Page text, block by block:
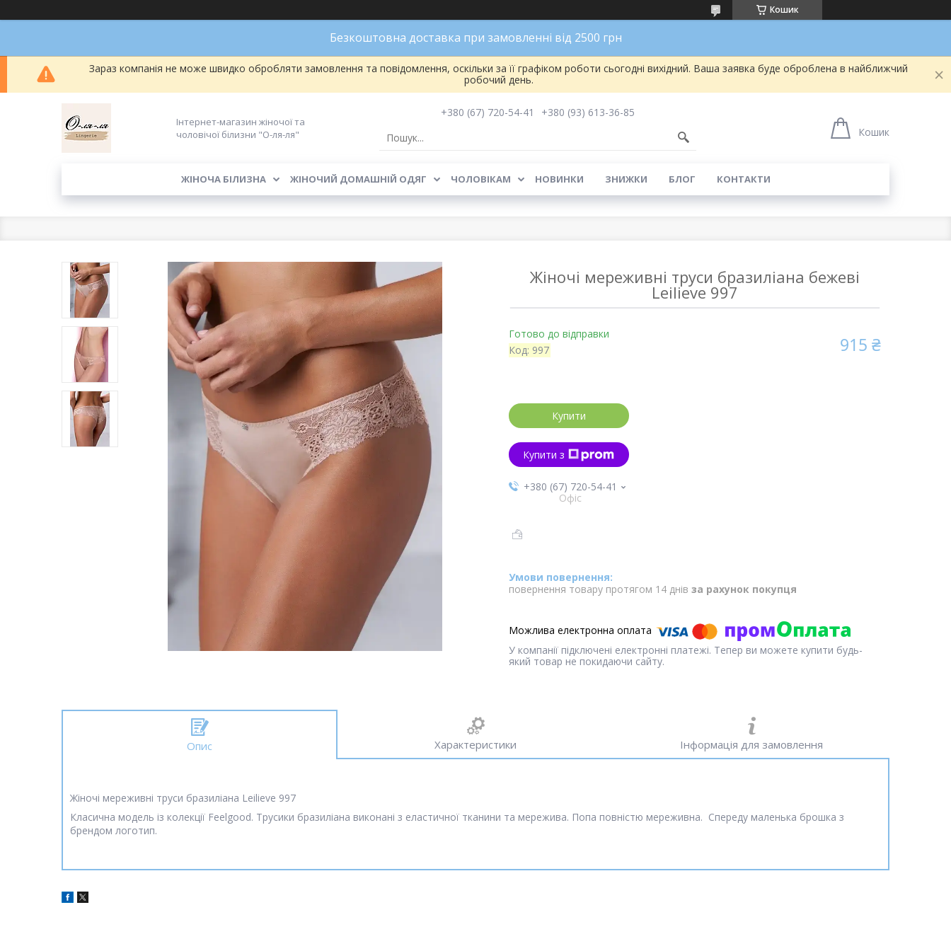
Кошик
Безкоштовна доставка при замовленні від 2500 грн
Зараз компанія не може швидко обробляти замовлення та повідомлення, оскільки за її графіком роботи сьогодні вихідний. Ваша заявка буде оброблена в найближчий
робочий день.
Інтернет-магазин жіночої та
чоловічої білизни "О-ля-ля"
+380 (67) 720-54-41
+380 (93) 613-36-85
Кошик
ЖІНОЧА БІЛИЗНА ЖІНОЧИЙ ДОМАШНІЙ ОДЯГ ЧОЛОВІКАМ НОВИНКИ ЗНИЖКИ БЛОГ КОНТАКТИ
Жіночі мереживні труси бразиліана бежеві
Leilieve 997
Готово до відправки
Код: 997 915 ₴
Купити
Купити з
+380 (67) 720-54-41
Офіс
повернення товару протягом 14 днів за рахунок покупця
У компанії підключені електронні платежі. Тепер ви можете купити будь-
який товар не покидаючи сайту.
Опис Характеристики Інформація для замовлення
Жіночі мереживні труси бразиліана Leilieve 997
Класична модель із колекції Feelgood. Трусики бразиліана виконані з еластичної тканини та мережива. Попа повністю мереживна. Спереду маленька брошка з
брендом логотип.